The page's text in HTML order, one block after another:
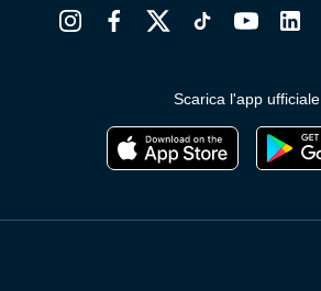
Scarica l'app ufficiale